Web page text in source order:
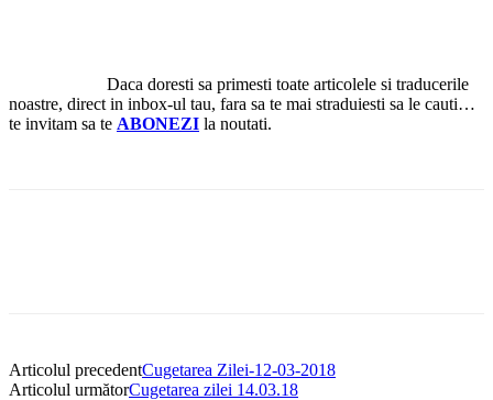
Daca doresti sa primesti toate articolele si traducerile
noastre, direct in inbox-ul tau, fara sa te mai straduiesti sa le cauti…
te invitam sa te ABONEZI la noutati.
Articolul precedentCugetarea Zilei-12-03-2018
Articolul următorCugetarea zilei 14.03.18